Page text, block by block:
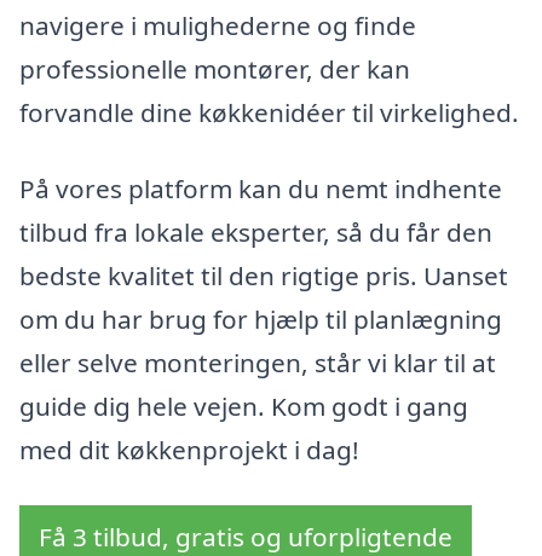
navigere i mulighederne og finde
professionelle montører, der kan
forvandle dine køkkenidéer til virkelighed.
På vores platform kan du nemt indhente
tilbud fra lokale eksperter, så du får den
bedste kvalitet til den rigtige pris. Uanset
om du har brug for hjælp til planlægning
eller selve monteringen, står vi klar til at
guide dig hele vejen. Kom godt i gang
med dit køkkenprojekt i dag!
Få 3 tilbud, gratis og uforpligtende